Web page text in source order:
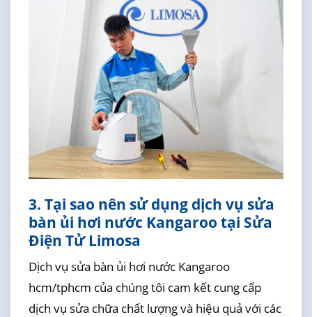
3. Tại sao nên sử dụng dịch vụ sửa
bàn ủi hơi nước Kangaroo tại Sửa
Điện Tử Limosa
Dịch vụ sửa bàn ủi hơi nước Kangaroo
hcm/tphcm của chúng tôi cam kết cung cấp
dịch vụ sửa chữa chất lượng và hiệu quả với các